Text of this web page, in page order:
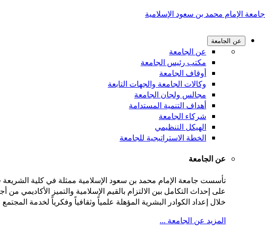
جامعة الإمام محمد بن سعود الإسلامية
عن الجامعة
عن الجامعة
مكتب رئيس الجامعة
أوقاف الجامعة
وكالات الجامعة والجهات التابعة
مجالس ولجان الجامعة
أهداف التنمية المستدامة
شركاء الجامعة
الهيكل التنظيمي
الخطة الاستراتيجية للجامعة
عن الجامعة
على إحداث التكامل بين الالتزام بالقيم الإسلامية والتميز
خلال إعداد الكوادر البشرية المؤهلة علمياً وثقافياً وفكرياً لخدمة
المزيد عن الجامعة ...